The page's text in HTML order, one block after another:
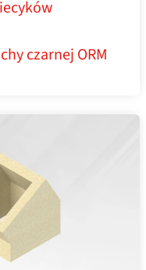
czarnej ORM